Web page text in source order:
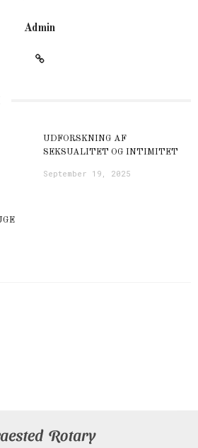
Admin
UDFORSKNING AF
SEKSUALITET OG INTIMITET
September 19, 2025